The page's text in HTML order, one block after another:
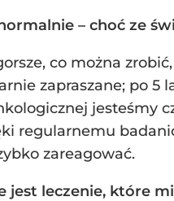
– choć ze
co można
zapraszane; po 5
jesteśmy
regularnemu
zareagować.
jest leczenie, które